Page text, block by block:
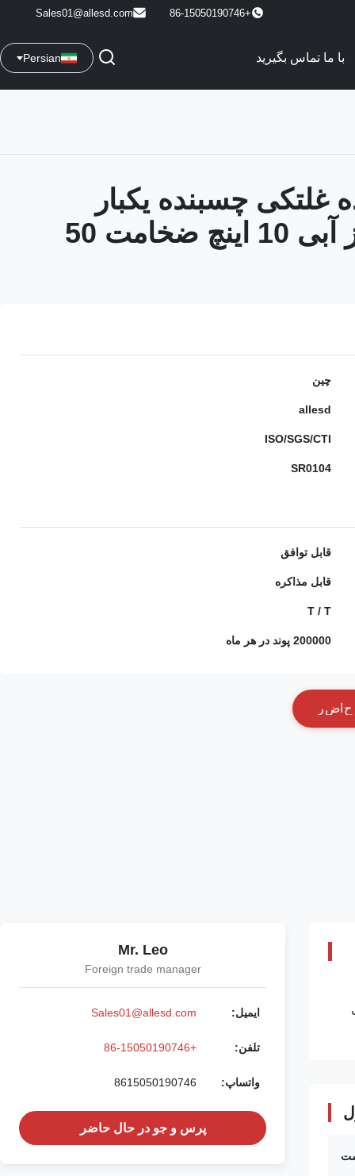
+86-15050190746
Sales01@allesd.com
با ما تماس بگیرید Persian
غلتکی چسبنده یکبار
مصرف تمیز آبی 10 اینچ ضخامت 50
چین
allesd
ISO/SGS/CTI
SR0104
قابل توافق
قابل مذاکره
T / T
200000 پوند در هر ماه
ح ضر
Mr. Leo
Foreign trade manager
ایمیل: Sales01@allesd.com
تلفن: +86-15050190746
واتساپ: 8615050190746
پرس و جو در حال حاضر